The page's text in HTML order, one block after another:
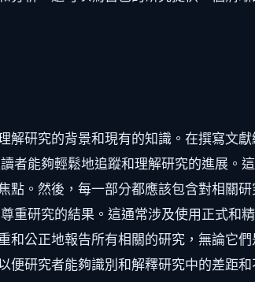
研究的背景和現有的知識。在撰寫文
者能夠輕鬆地追蹤和理解研究的進展。
。然後，每一部分都應該包含對相關
研究的結果。這通常涉及使用正式和
公正地報告所有相關的研究，無論它
研究者能夠識別和解釋研究中的差距